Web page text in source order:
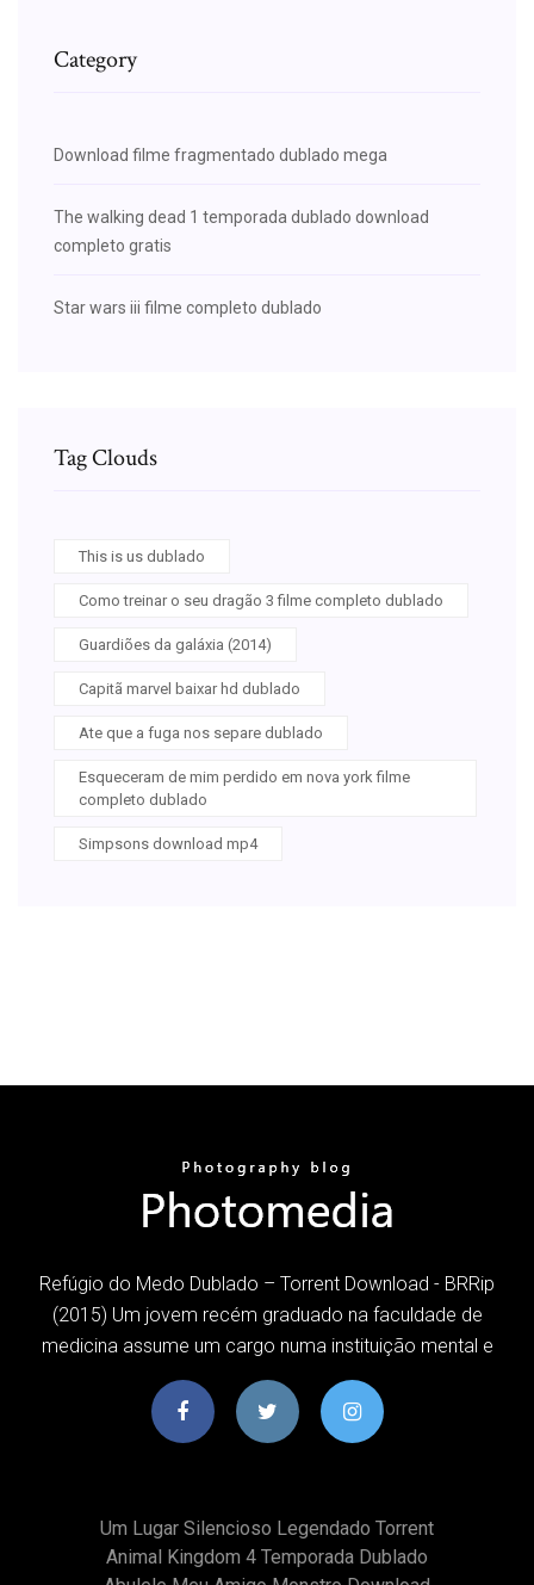
Category
Download filme fragmentado dublado mega
The walking dead 1 temporada dublado download
completo gratis
Star wars iii filme completo dublado
Tag Clouds
This is us dublado
Como treinar o seu dragão 3 filme completo dublado
Guardiões da galáxia (2014)
Capitã marvel baixar hd dublado
Ate que a fuga nos separe dublado
Esqueceram de mim perdido em nova york filme
completo dublado
Simpsons download mp4
Refúgio do Medo Dublado – Torrent Download - BRRip
(2015) Um jovem recém graduado na faculdade de
medicina assume um cargo numa instituição mental e
Um Lugar Silencioso Legendado Torrent
Animal Kingdom 4 Temporada Dublado